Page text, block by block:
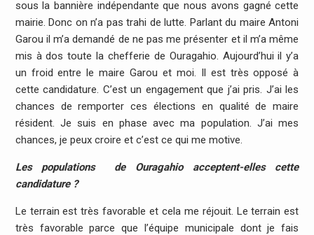
sous la bannière indépendante que nous avons gagné cette
mairie. Donc on n’a pas trahi de lutte. Parlant du maire Antoni
Garou il m’a demandé de ne pas me présenter et il m’a même
mis à dos toute la chefferie de Ouragahio. Aujourd’hui il y’a
un froid entre le maire Garou et moi. Il est très opposé à
cette candidature. C’est un engagement que j’ai pris. J’ai les
chances de remporter ces élections en qualité de maire
résident. Je suis en phase avec ma population. J’ai mes
chances, je peux croire et c’est ce qui me motive.
Les populations de Ouragahio acceptent-elles cette
candidature ?
Le terrain est très favorable et cela me réjouit. Le terrain est
très favorable parce que l’équipe municipale dont je fais